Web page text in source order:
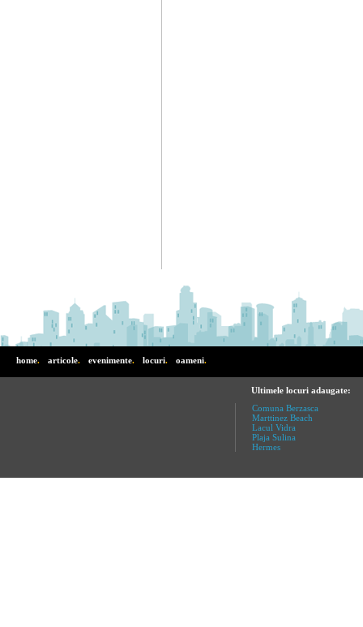
home. articole. evenimente. locuri. oameni.
Ultimele locuri adaugate:
Comuna Berzasca
Marttinez Beach
Lacul Vidra
Plaja Sulina
Hermes